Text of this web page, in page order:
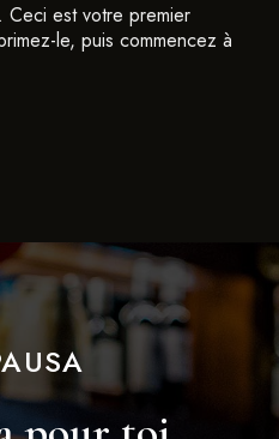
Ceci est votre premier
le, puis commencez à